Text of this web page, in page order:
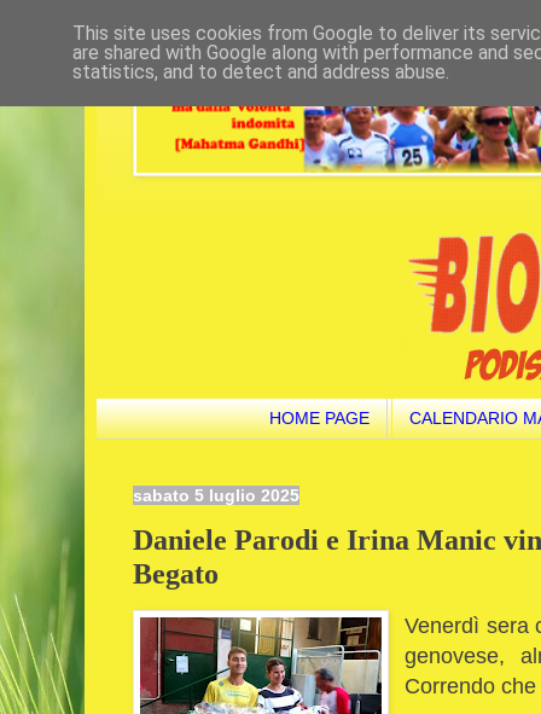
HOME PAGE CALENDARIO
sabato 5 luglio 2025
Daniele Parodi e Irina Manic
Begato
Venerdì sera
genovese,
Correndo
This site uses cookies from Google to deliver its
are shared with Google along with performance and
statistics, and to detect and address abuse.